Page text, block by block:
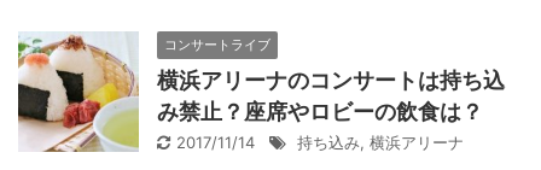
コンサートライブ
横浜アリーナのコンサートは持ち込
み禁止？座席やロビーの飲食は？
2017/11/14 持ち込み, 横浜アリーナ